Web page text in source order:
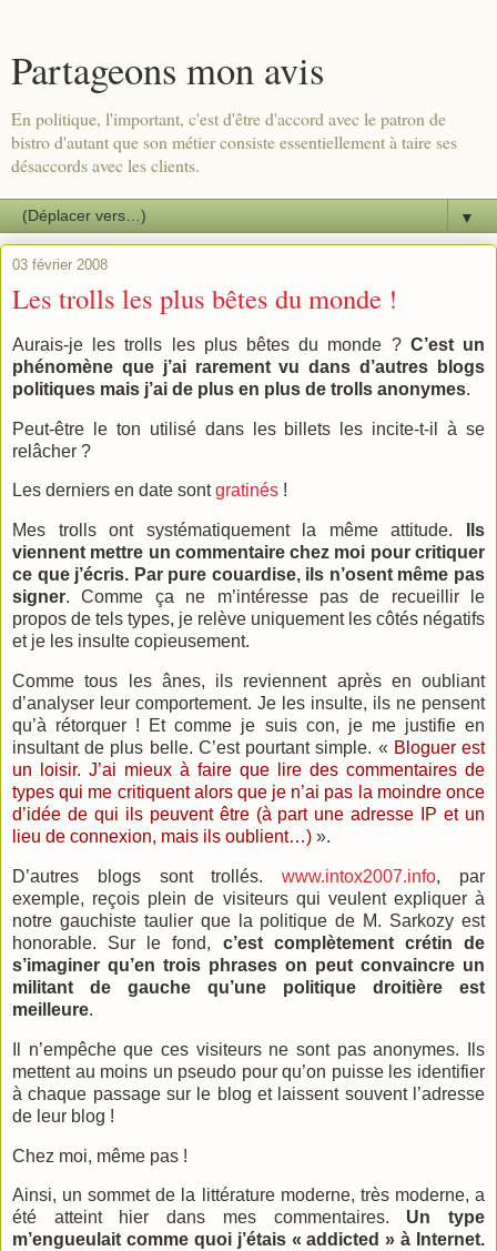
Partageons mon avis
En politique, l'important, c'est d'être d'accord avec le patron de
bistro d'autant que son métier consiste essentiellement à taire ses
désaccords avec les clients.
▼
03 février 2008
Les trolls les plus bêtes du monde !
Aurais-je les trolls les plus bêtes du monde ? C’est un
phénomène que j’ai rarement vu dans d’autres blogs
politiques mais j’ai de plus en plus de trolls anonymes.
Peut-être le ton utilisé dans les billets les incite-t-il à se
relâcher ?
Les derniers en date sontgratinés !
Mes trolls ont systématiquement la même attitude.
Ils
viennent mettre un commentaire chez moi pour critiquer
ce que j’écris. Par pure couardise, ils n’osent même pas
signer. Comme ça ne m’intéresse pas de recueillir le
propos de tels types, je relève uniquement les côtés négatifs
et je les insulte copieusement.
Comme tous les ânes, ils reviennent après en oubliant
d’analyser leur comportement. Je les insulte, ils ne pensent
qu’à rétorquer ! Et comme je suis con, je me justifie en
insultant de plus belle. C’est pourtant simple. « Bloguer est
un loisir. J’ai mieux à faire que lire des commentaires de
types qui me critiquent alors que je n’ai pas la moindre once
d’idée de qui ils peuvent être (à part une adresse IP et un
lieu de connexion, mais ils oublient…) ».
D’autres blogs sont trollés.www.intox2007.info, par
exemple, reçois plein de visiteurs qui veulent expliquer à
notre gauchiste taulier que la politique de M. Sarkozy est
honorable. Sur le fond, c’est complètement crétin de
s’imaginer qu’en trois phrases on peut convaincre un
militant de gauche qu’une politique droitière est
meilleure.
Il n’empêche que ces visiteurs ne sont pas anonymes. Ils
mettent au moins un pseudo pour qu’on puisse les identifier
à chaque passage sur le blog et laissent souvent l’adresse
de leur blog !
Chez moi, même pas !
Ainsi, un sommet de la littérature moderne, très moderne, a
été atteint hier dans mes commentaires. Un type
m’engueulait comme quoi j’étais « addicted » à Internet.